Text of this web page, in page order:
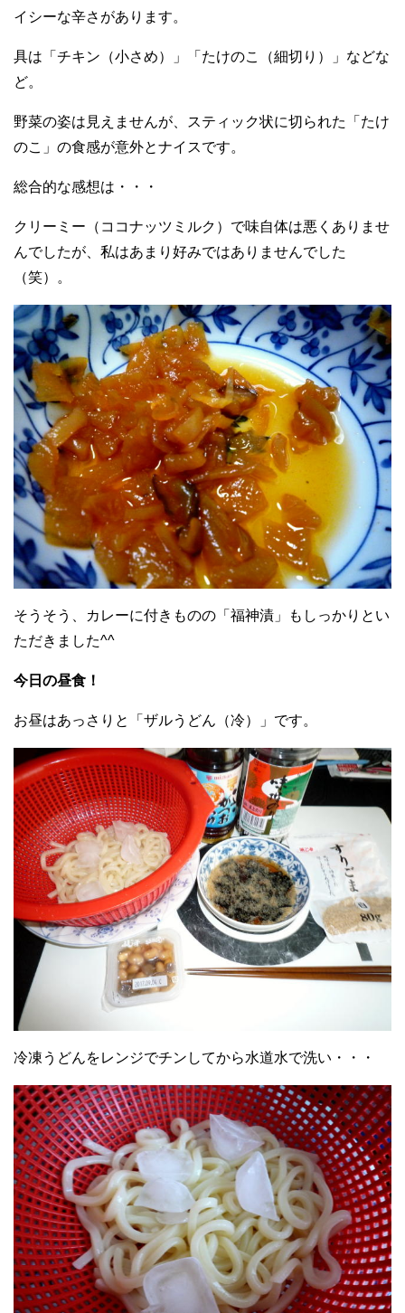
イシーな辛さがあります。
具は「チキン（小さめ）」「たけのこ（細切り）」などな
ど。
野菜の姿は見えませんが、スティック状に切られた「たけ
のこ」の食感が意外とナイスです。
総合的な感想は・・・
クリーミー（ココナッツミルク）で味自体は悪くありませ
んでしたが、私はあまり好みではありませんでした
（笑）。
そうそう、カレーに付きものの「福神漬」もしっかりとい
ただきました^^
今日の昼食！
お昼はあっさりと「ザルうどん（冷）」です。
冷凍うどんをレンジでチンしてから水道水で洗い・・・